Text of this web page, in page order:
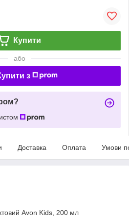
Купити
або
з
Доставка Оплата Умови
Avon Kids, 200 мл